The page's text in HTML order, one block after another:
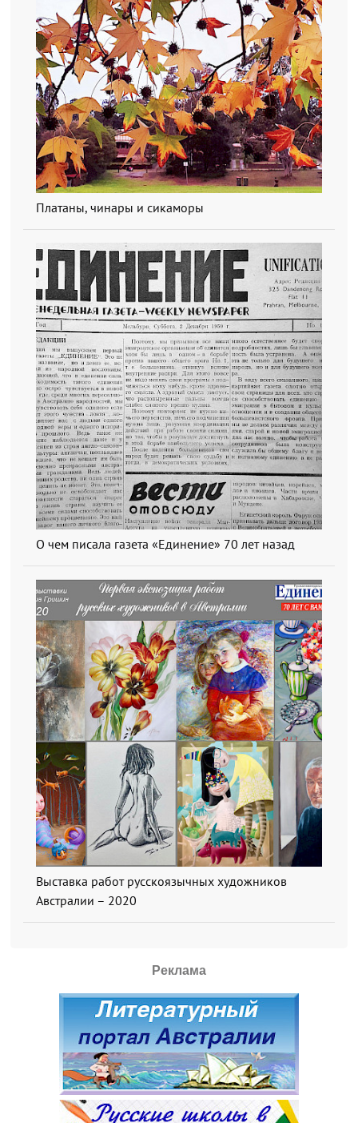
Платаны, чинары и сикаморы
О чем писала газета «Единение» 70 лет назад
Выставка работ русскоязычных художников
Австралии – 2020
Реклама